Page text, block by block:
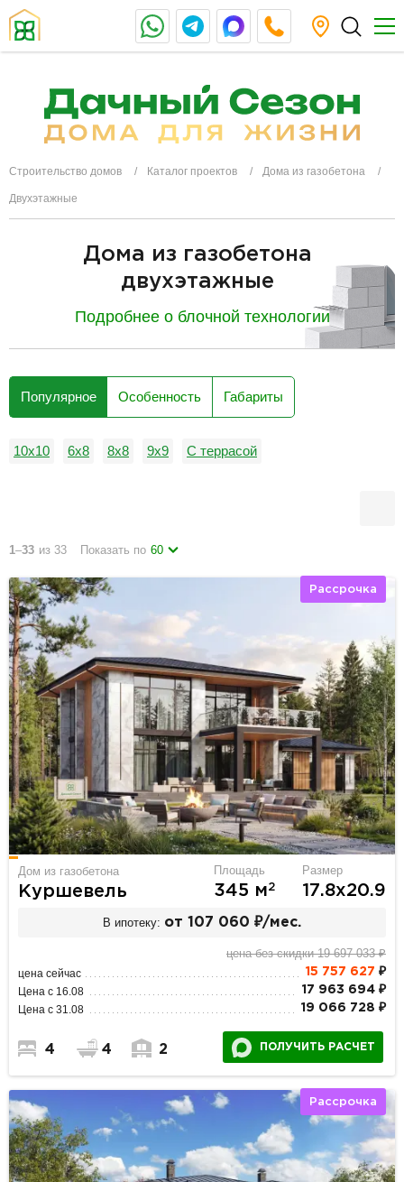
Строительство домов Каталог проектов Дома из газобетона
Двухэтажные
Дома из газобетона
двухэтажные
Подробнее о блочной технологии
Популярное Особенность Габариты
10x10 6x8 8x8 9x9 С террасой
1–33 из 33 Показать по 60
Рассрочка
Дом из газобетона
Куршевель
Площадь
345 м2
Размер
17.8х20.9
В ипотеку: от 107 060 ₽/мес.
цена без скидки 19 697 033 ₽
цена сейчас 15 757 627 ₽
Цена с 16.08 17 963 694 ₽
Цена с 31.08 19 066 728 ₽
4 4 2 ПОЛУЧИТЬ РАСЧЕТ
Рассрочка